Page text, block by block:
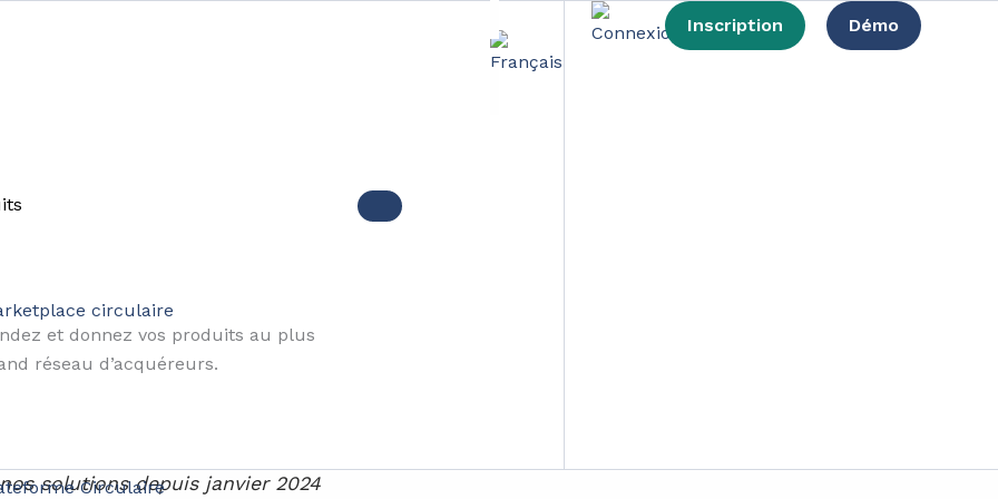
circulaire
et donnez vos produits au plus
réseau d’acquéreurs.
Circulaire
Inscription Démo
Ziino nous sommes très fiers d’atteindre cette étape clé qui va nous permettre de révolutionner
c’est :
solutions depuis janvier 2024